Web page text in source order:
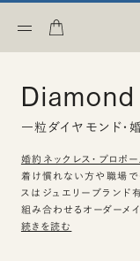
一粒ダイヤモンド・
婚約ネックレス・プロポ
着け慣れない方や職場で
スはジュエリーブラン
組み合わせるオーダーメ
続きを読む